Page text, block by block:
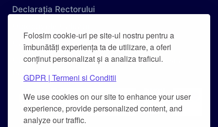
Folosim cookie-uri pe site-ul nostru pentru a
îmbunătăți experiența ta de utilizare, a oferi
conținut personalizat și a analiza traficul.
GDPR | Termeni si Conditii
We use cookies on our site to enhance your user
experience, provide personalized content, and
analyze our traffic.
Declarația Rectorului
Carta Universității
Combaterea hărțuirii pe criteriu de sex și a